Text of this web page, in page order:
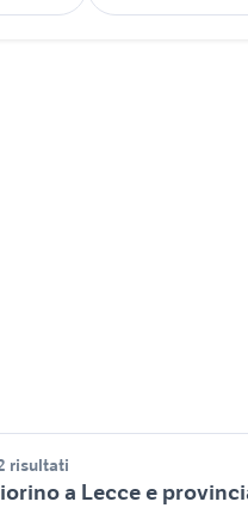
risultati
a Lecce e